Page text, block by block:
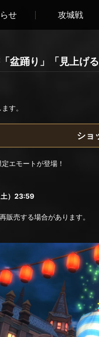
せ 攻城戦
盆踊り」「見上げ
す。
ショ
エモートが登場！
）23:59
売する場合があります。